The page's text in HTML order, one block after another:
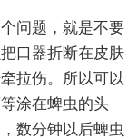
问题，就是不要
口器折断在皮肤
拉伤。所以可以
涂在蜱虫的头
数分钟以后蜱虫